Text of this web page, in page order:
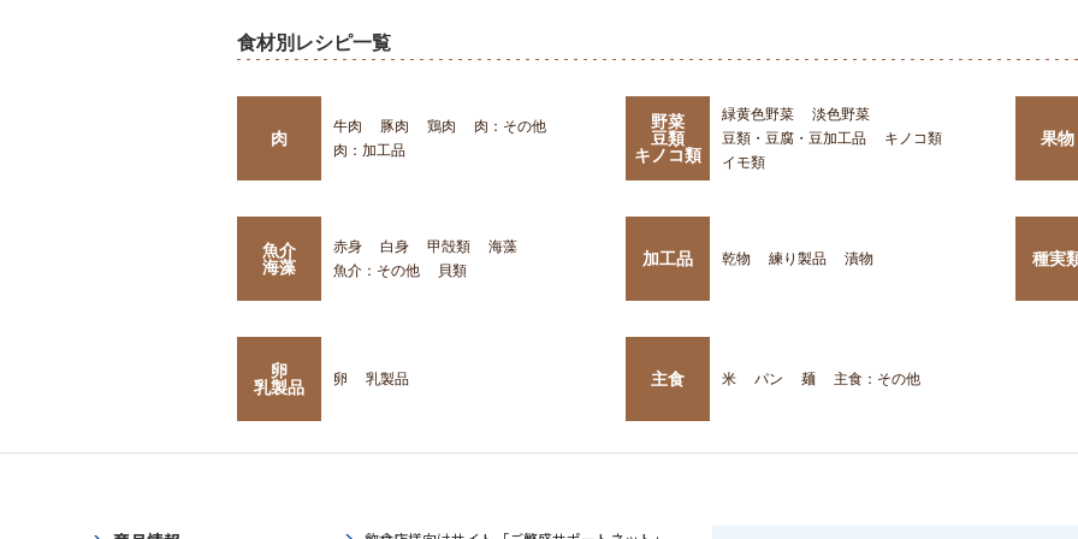
食材別レシピ一覧
肉
牛肉 豚肉 鶏肉
肉：その他
肉：加工品
野菜
豆類
キノコ類
緑黄色野菜
淡色野菜
豆類・豆腐・豆加工品
キノコ類
イモ類
果物
魚介
海藻
赤身 白身 甲殻類
海藻
魚介：その他
貝類
加工品 乾物 練り製品 漬物 種実
卵
乳製品
卵 乳製品 主食 米 パン 麺 主食：その他